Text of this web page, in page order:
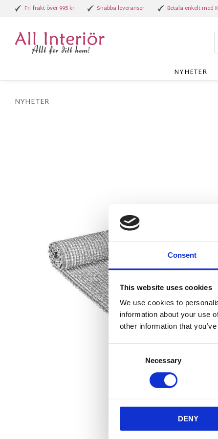
Consent
This website uses cookies
We use cookies to
information about your use
other information that
Necessary
DENY
Fri frakt över 995 kr Snabba leveranser Betala enkelt med
NYHETER
NYHETER